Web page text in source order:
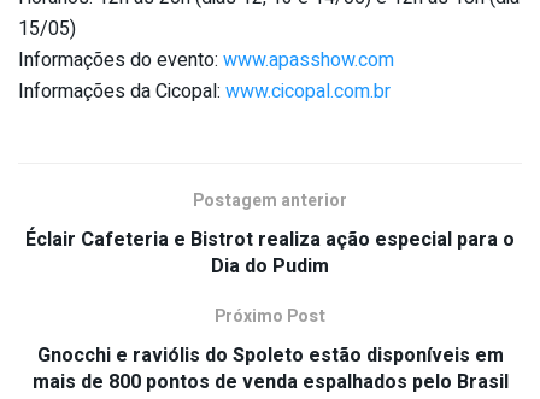
15/05)
Informações do evento: www.apasshow.com
Informações da Cicopal: www.cicopal.com.br
Postagem anterior
Éclair Cafeteria e Bistrot realiza ação especial para o
Dia do Pudim
Próximo Post
Gnocchi e raviólis do Spoleto estão disponíveis em
mais de 800 pontos de venda espalhados pelo Brasil